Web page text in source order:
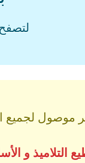
موصول لجميع
التلاميذ و